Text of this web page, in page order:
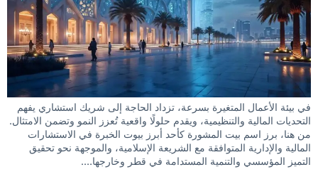
في بيئة الأعمال المتغيرة بسرعة، تزداد الحاجة إلى شريك استشاري يفهم
التحديات المالية والتنظيمية، ويقدم حلولًا واقعية تُعزز النمو وتضمن الامتثال.
من هنا، برز اسم بيت المشورة كأحد أبرز بيوت الخبرة في الاستشارات
المالية والإدارية المتوافقة مع الشريعة الإسلامية، والموجهة نحو تحقيق
التميز المؤسسي والتنمية المستدامة في قطر وخارجها….